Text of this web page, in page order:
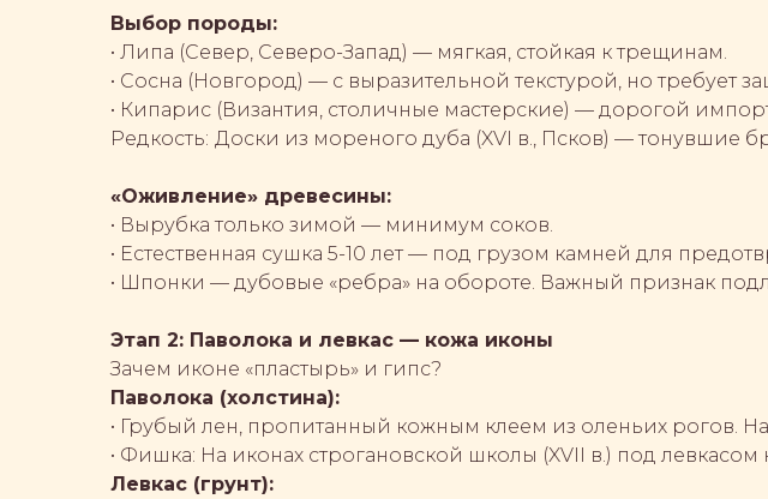
Выбор породы:
• Липа (Север, Северо-Запад) — мягкая, стойкая к трещинам.
• Сосна (Новгород) — с выразительной текстурой, но требует
• Кипарис (Византия, столичные мастерские) — дорогой
Редкость: Доски из мореного дуба (XVI в., Псков) — тонувшие
«Оживление» древесины:
• Вырубка только зимой — минимум соков.
• Естественная сушка 5-10 лет — под грузом камней для
• Шпонки — дубовые «ребра» на обороте. Важный признак
Этап 2: Паволока и левкас — кожа иконы
Зачем иконе «пластырь» и гипс?
Паволока (холстина):
• Грубый лен, пропитанный кожным клеем из оленьих рогов.
• Фишка: На иконах строгановской школы (XVII в.) под левкасом
Левкас (грунт):